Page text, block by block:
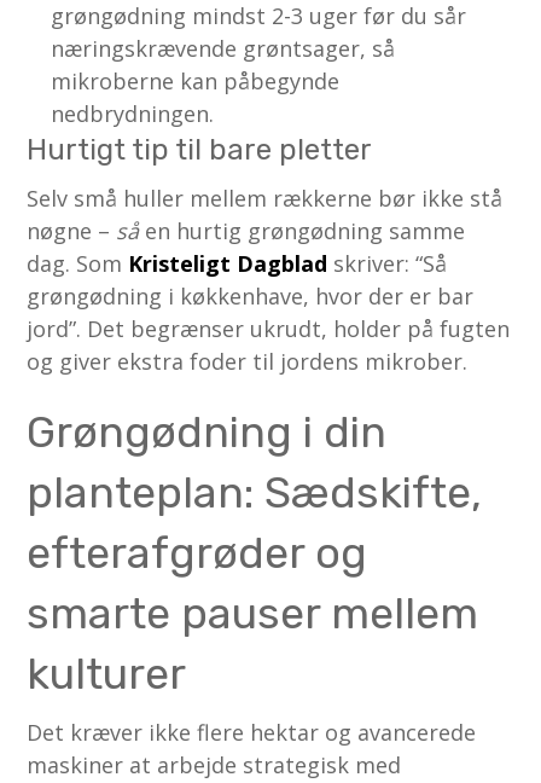
grøngødning mindst 2-3 uger før du sår
nærings­krævende grøntsager, så
mikroberne kan påbegynde
nedbrydningen.
Hurtigt tip til bare pletter
Selv små huller mellem rækkerne bør ikke stå
nøgne – såen hurtig grøngødning samme
dag. Som Kristeligt Dagblad skriver: “Så
grøngødning i køkkenhave, hvor der er bar
jord”. Det begrænser ukrudt, holder på fugten
og giver ekstra foder til jordens mikrober.
Grøngødning i din
planteplan: Sædskifte,
efterafgrøder og
smarte pauser mellem
kulturer
Det kræver ikke flere hektar og avancerede
maskiner at arbejde strategisk med